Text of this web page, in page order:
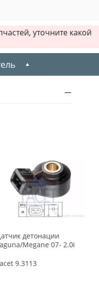
уточните какой
детонации
Megane 07- 2.0i
9.3113